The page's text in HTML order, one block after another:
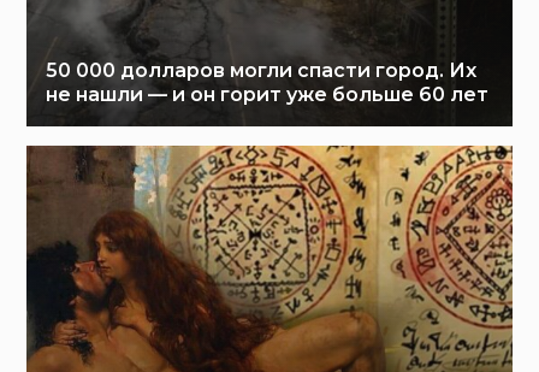
50 000 долларов могли спасти город. Их
не нашли — и он горит уже больше 60 лет